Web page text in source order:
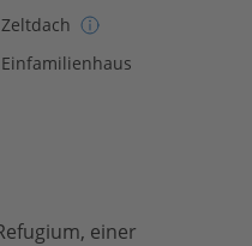
Zeltdach
Einfamilienhaus
einer